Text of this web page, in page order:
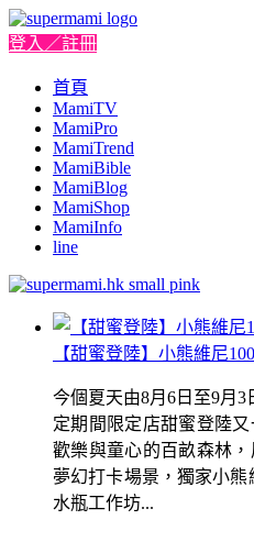
登入／註冊
首頁
MamiTV
MamiPro
MamiTrend
MamiBible
MamiBlog
MamiShop
MamiInfo
line
【甜蜜登陸】小熊維尼
今個夏天由8月6日至9月
定期間限定店甜蜜登陸
歡樂與童心的百畝森林
夢幻打卡場景，獨家小
水瓶工作坊...